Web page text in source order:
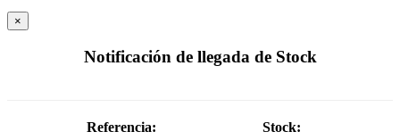
×
Notificación de llegada de Stock
Referencia: Stock: